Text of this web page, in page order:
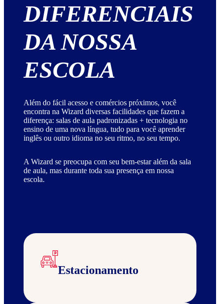
DIFERENCIAIS
DA NOSSA
ESCOLA
Além do fácil acesso e comércios próximos, você
encontra na Wizard diversas facilidades que fazem a
diferença: salas de aula padronizadas + tecnologia no
ensino de uma nova língua, tudo para você aprender
inglês ou outro idioma no seu ritmo, no seu tempo.
A Wizard se preocupa com seu bem-estar além da sala
de aula, mas durante toda sua presença em nossa
escola.
Estacionamento